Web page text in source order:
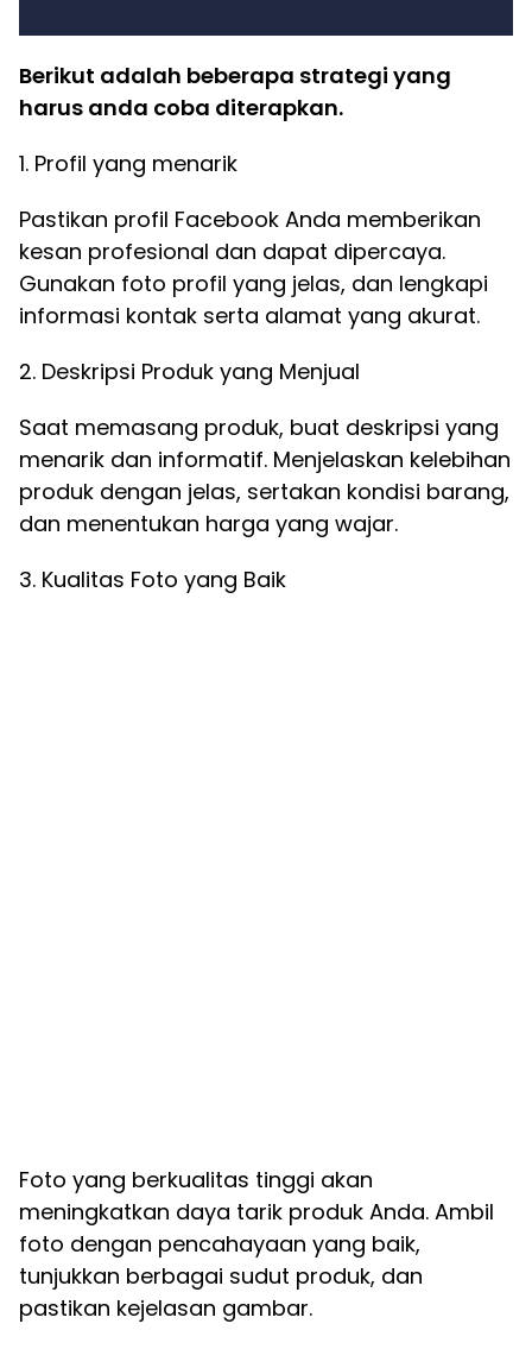
Berikut adalah beberapa strategi yang
harus anda coba diterapkan.
1. Profil yang menarik
Pastikan profil Facebook Anda memberikan
kesan profesional dan dapat dipercaya.
Gunakan foto profil yang jelas, dan lengkapi
informasi kontak serta alamat yang akurat.
2. Deskripsi Produk yang Menjual
Saat memasang produk, buat deskripsi yang
menarik dan informatif. Menjelaskan kelebihan
produk dengan jelas, sertakan kondisi barang,
dan menentukan harga yang wajar.
3. Kualitas Foto yang Baik
Foto yang berkualitas tinggi akan
meningkatkan daya tarik produk Anda. Ambil
foto dengan pencahayaan yang baik,
tunjukkan berbagai sudut produk, dan
pastikan kejelasan gambar.